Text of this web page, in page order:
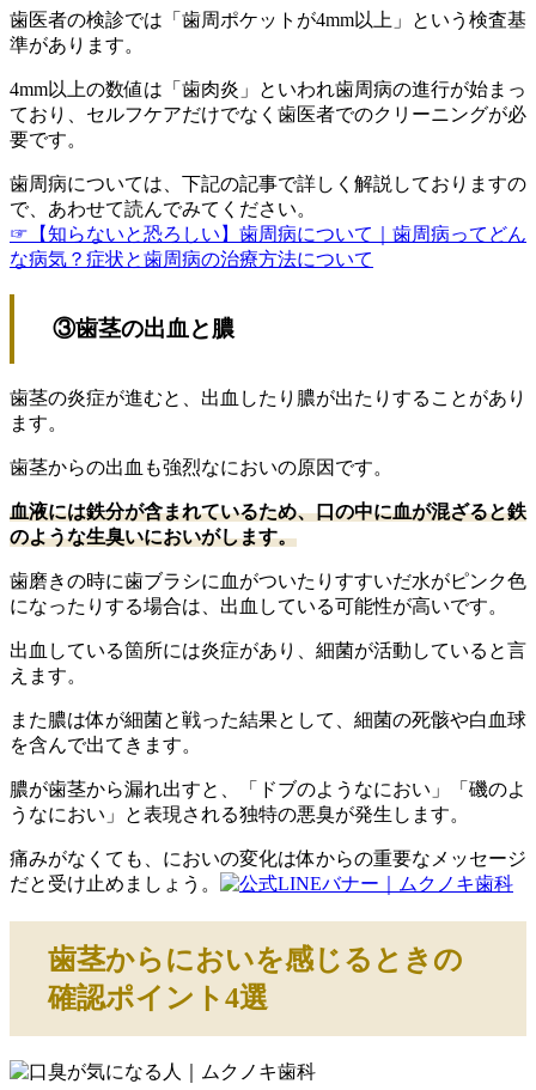
歯医者の検診では「歯周ポケットが4mm以上」という検査基
準があります。
4mm以上の数値は「歯肉炎」といわれ歯周病の進行が始まっ
ており、セルフケアだけでなく歯医者でのクリーニングが必
要です。
歯周病については、下記の記事で詳しく解説しておりますの
で、あわせて読んでみてください。
☞【知らないと恐ろしい】歯周病について｜歯周病ってどん
な病気？症状と歯周病の治療方法について
③歯茎の出血と膿
歯茎の炎症が進むと、出血したり膿が出たりすることがあり
ます。
歯茎からの出血も強烈なにおいの原因です。
血液には鉄分が含まれているため、口の中に血が混ざると鉄
のような生臭いにおいがします。
歯磨きの時に歯ブラシに血がついたりすすいだ水がピンク色
になったりする場合は、出血している可能性が高いです。
出血している箇所には炎症があり、細菌が活動していると言
えます。
また膿は体が細菌と戦った結果として、細菌の死骸や白血球
を含んで出てきます。
膿が歯茎から漏れ出すと、「ドブのようなにおい」「磯のよ
うなにおい」と表現される独特の悪臭が発生します。
痛みがなくても、においの変化は体からの重要なメッセージ
だと受け止めましょう。
歯茎からにおいを感じるときの
確認ポイント4選